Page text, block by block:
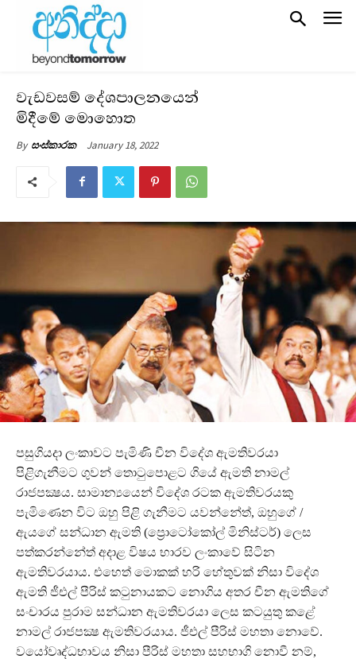
වැඩවසම් දේශපාලනයෙන්
මිදීමේ මොහොත
By සංස්කාරක January 18, 2022
පසුගියදා ලංකාවට පැමිණි චීන විදේශ ඇමතිවරයා
පිළිගැනීමට ගුවන් තොටුපොළට ගියේ ඇමති නාමල්
රාජපක්‍ෂය. සාමාන්‍යයෙන් විදේශ රටක ඇමතිවරයකු
පැමිණෙන විට ඔහු පිළි ගැනීමට යවන්නේත්, ඔහුගේ /
ඇයගේ සන්ධාන ඇමති (ප්‍රොටෝකෝල් මිනිස්ටර්) ලෙස
පත්කරන්නේත් අදාළ විෂය භාරව ලංකාවේ සිටින
ඇමතිවරයාය. එහෙත් මොකක් හරි හේතුවක් නිසා විදේශ
ඇමති ජීඑල් පීරිස් කටුනායකට නොගිය අතර චීන ඇමතිගේ
සංචාරය පුරාම සන්ධාන ඇමතිවරයා ලෙස කටයුතු කළේ
නාමල් රාජපක්‍ෂ ඇමතිවරයාය. ජීඑල් පීරිස් මහතා නොවේ.
වයෝවෘද්ධභාවය නිසා පීරිස් මහතා සහභාගි නොවී නම්,